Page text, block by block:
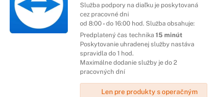
Služba podpory na diaľku je poskytovaná
cez pracovné dni
od 8:00-do 16:00 hod. Služba obsahuje:
Predplatený čas technika 15 minút
Poskytovanie uhradenej služby nastáva
spravidla do 1 hod.
Maximálne dodanie služby je do 2
pracovných dní
Len pre produkty s operačným